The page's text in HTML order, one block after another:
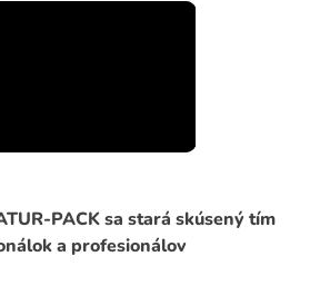
PACK sa stará skúsený tím
a profesionálov